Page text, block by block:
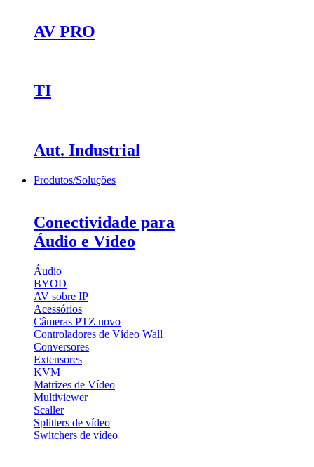
AV PRO
TI
Aut. Industrial
Produtos/Soluções
Conectividade para
Áudio e Vídeo
Áudio
BYOD
AV sobre IP
Acessórios
Câmeras PTZ novo
Controladores de Vídeo Wall
Conversores
Extensores
KVM
Matrizes de Vídeo
Multiviewer
Scaller
Splitters de vídeo
Switchers de vídeo